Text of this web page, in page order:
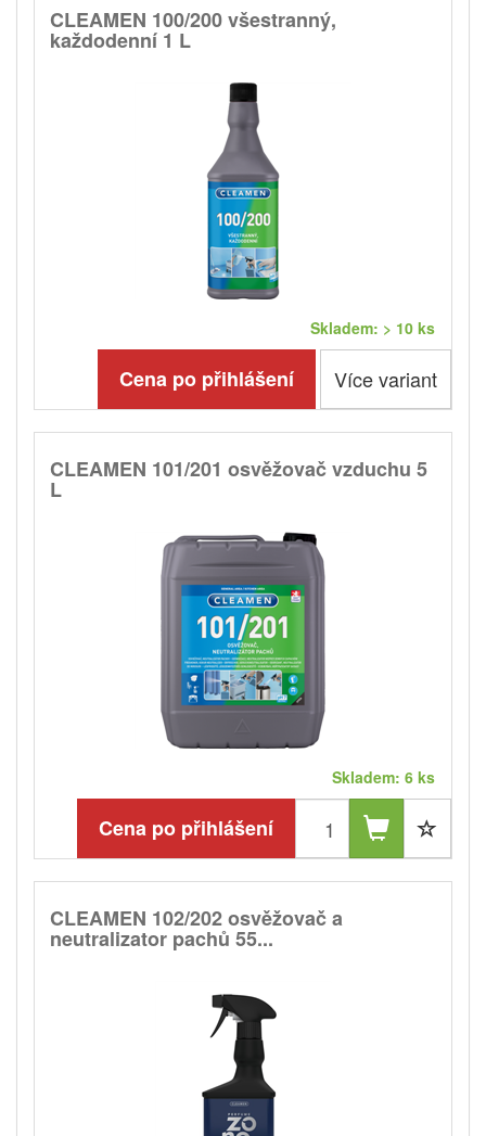
CLEAMEN 100/200 všestranný,
každodenní 1 L
Skladem: > 10 ks
Cena po přihlášení Více variant
CLEAMEN 101/201 osvěžovač vzduchu 5
L
Skladem: 6 ks
Cena po přihlášení
CLEAMEN 102/202 osvěžovač a
neutralizator pachů 55...